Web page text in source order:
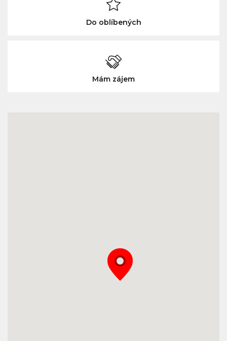
Do oblíbených
Mám zájem